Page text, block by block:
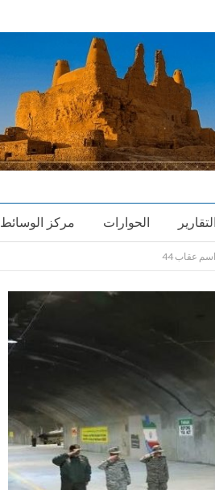
التقارير الحوارات مركز الوسائط
عقاب 44